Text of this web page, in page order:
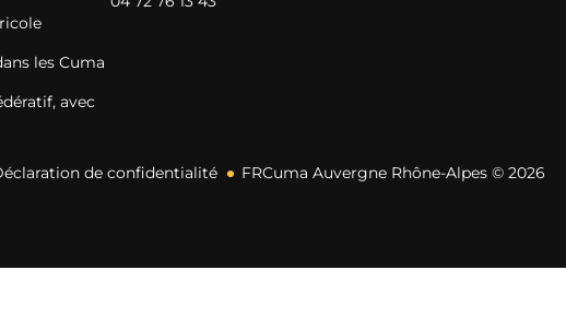
les Cuma
avec
de confidentialité FRCuma Auvergne Rhône-Alpes © 2026